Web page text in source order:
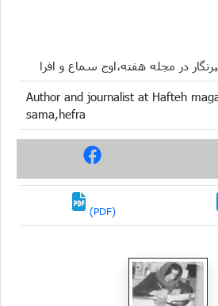
در مجله هفته،اوج سماع و افرا
Author and journalist at Hafteh
sama,hefra
(PDF)